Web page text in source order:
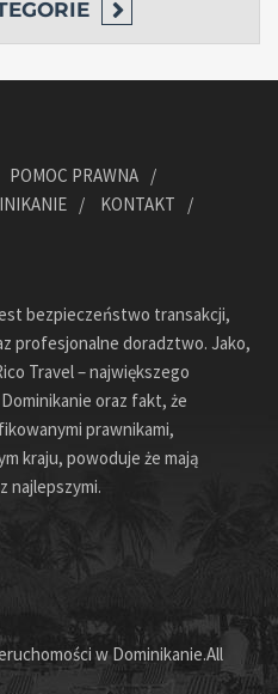
POMOC PRAWNA
KONTAKT
bezpieczeństwo transakcji,
profesjonalne doradztwo. Jako,
Travel – największego
oraz fakt, że
prawnikami,
kraju, powoduje że mają
najlepszymi.
w Dominikanie.All